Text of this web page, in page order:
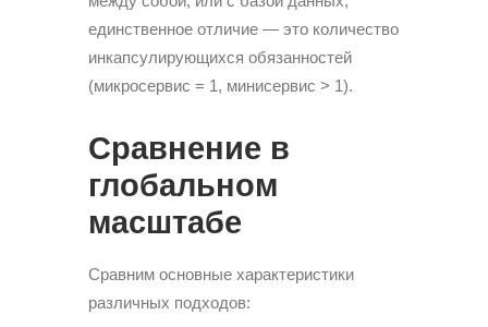
единственное отличие — это количество
инкапсулирующихся обязанностей
(микросервис = 1, минисервис > 1).
Сравнение в
глобальном
масштабе
Сравним основные характеристики
различных подходов: